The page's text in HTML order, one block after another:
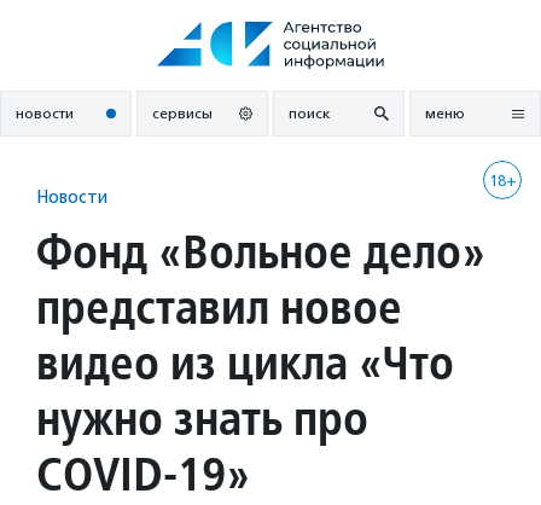
новости сервисы поиск меню
18+
Новости
Фонд «Вольное дело»
представил новое
видео из цикла «Что
нужно знать про
COVID-19»